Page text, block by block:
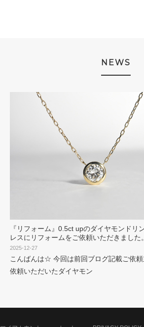
NEWS
『リフォーム』0.5ct upのダイヤモンドリ
レスにリフォームをご依頼いただきました。
2025-12-27
こんばんは☆ 今回は前回ブログ記載ご依
依頼いただいたダイヤモン